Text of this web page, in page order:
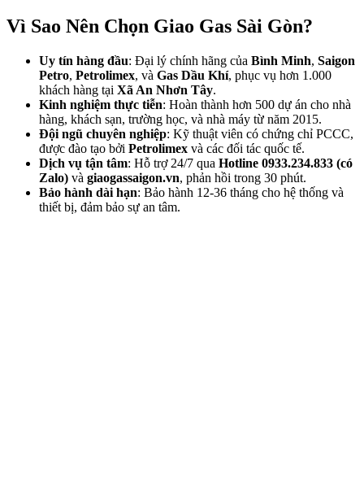
Vì Sao Nên Chọn Giao Gas Sài Gòn?
Uy tín hàng đầu: Đại lý chính hãng của Bình Minh, Saigon
Petro, Petrolimex, và Gas Dầu Khí, phục vụ hơn 1.000
khách hàng tại Xã An Nhơn Tây.
Kinh nghiệm thực tiễn: Hoàn thành hơn 500 dự án cho nhà
hàng, khách sạn, trường học, và nhà máy từ năm 2015.
Đội ngũ chuyên nghiệp: Kỹ thuật viên có chứng chỉ PCCC,
được đào tạo bởi Petrolimex và các đối tác quốc tế.
Dịch vụ tận tâm: Hỗ trợ 24/7 qua Hotline 0933.234.833 (có
Zalo) và giaogassaigon.vn, phản hồi trong 30 phút.
Bảo hành dài hạn: Bảo hành 12-36 tháng cho hệ thống và
thiết bị, đảm bảo sự an tâm.